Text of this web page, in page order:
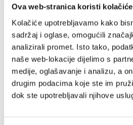
Ova web-stranica koristi kolačiće
Kolačiće upotrebljavamo kako
sadržaj i oglase, omogućili
analizirali promet. Isto tako,
naše web-lokacije dijelimo s
medije, oglašavanje i analizu, a
drugim podacima koje ste im
dok ste upotrebljavali njihove
funkcionalnosti biti uvijek dostupne
eventualnu nedostupnost stranice.
Voditelj obrade ne odgovara za
raspoloživost drugih stranica na
Dokumenti, fotografije, podaci,
sadržaja objavljeni na stranici ne
distribuirati ili na bilo koji način